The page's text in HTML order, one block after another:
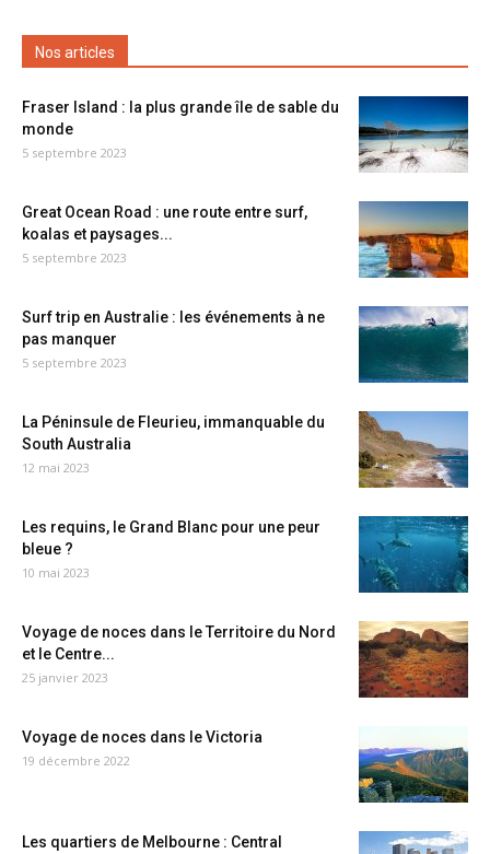
Nos articles
Fraser Island : la plus grande île de sable du
monde
5 septembre 2023
Great Ocean Road : une route entre surf,
koalas et paysages...
5 septembre 2023
Surf trip en Australie : les événements à ne
pas manquer
5 septembre 2023
La Péninsule de Fleurieu, immanquable du
South Australia
12 mai 2023
Les requins, le Grand Blanc pour une peur
bleue ?
10 mai 2023
Voyage de noces dans le Territoire du Nord
et le Centre...
25 janvier 2023
Voyage de noces dans le Victoria
19 décembre 2022
Les quartiers de Melbourne : Central